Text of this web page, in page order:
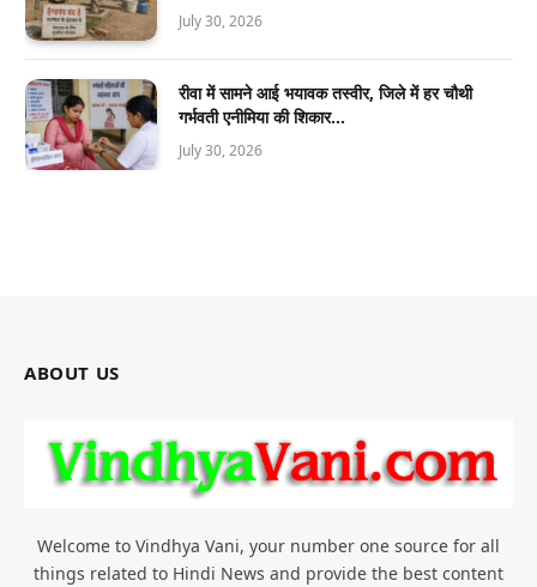
July 30, 2026
रीवा में सामने आई भयावक तस्वीर, जिले में हर चौथी
गर्भवती एनीमिया की शिकार…
July 30, 2026
ABOUT US
Welcome to Vindhya Vani, your number one source for all
things related to Hindi News and provide the best content